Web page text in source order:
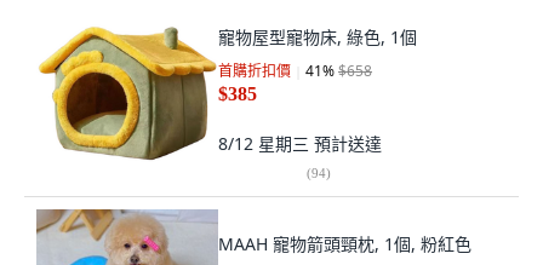
寵物屋型寵物床, 綠色, 1個
首購折扣價 41%$658
$385
8/12 星期三 預計送達
(94)
MAAH 寵物箭頭頸枕, 1個, 粉紅色